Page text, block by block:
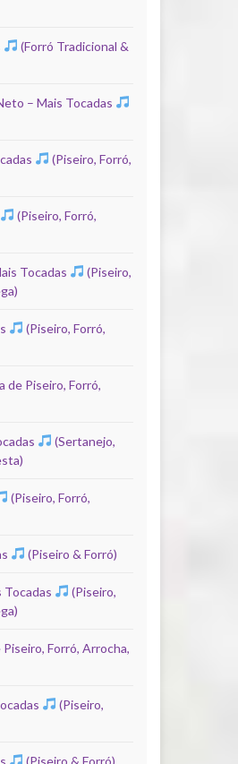
(Forró Tradicional &
– Mais Tocadas
(Piseiro, Forró,
(Piseiro, Forró,
Tocadas
(Piseiro,
(Piseiro, Forró,
de Piseiro, Forró,
(Sertanejo,
(Piseiro, Forró,
(Piseiro & Forró)
(Piseiro,
Forró, Arrocha,
(Piseiro,
(Piseiro & Forró)